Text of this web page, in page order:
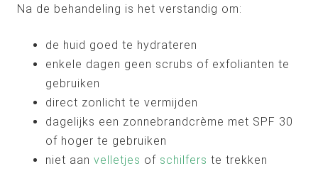
Na de behandeling is het verstandig om:
de huid goed te hydrateren
enkele dagen geen scrubs of exfolianten te
gebruiken
direct zonlicht te vermijden
dagelijks een zonnebrandcrème met SPF 30
of hoger te gebruiken
niet aan velletjes of schilfers te trekken